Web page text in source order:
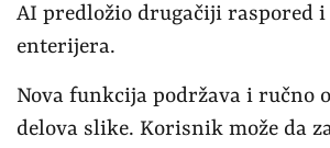
AI predložio drugačiji raspored
enterijera.
Nova funkcija podržava i ručno
delova slike. Korisnik može da